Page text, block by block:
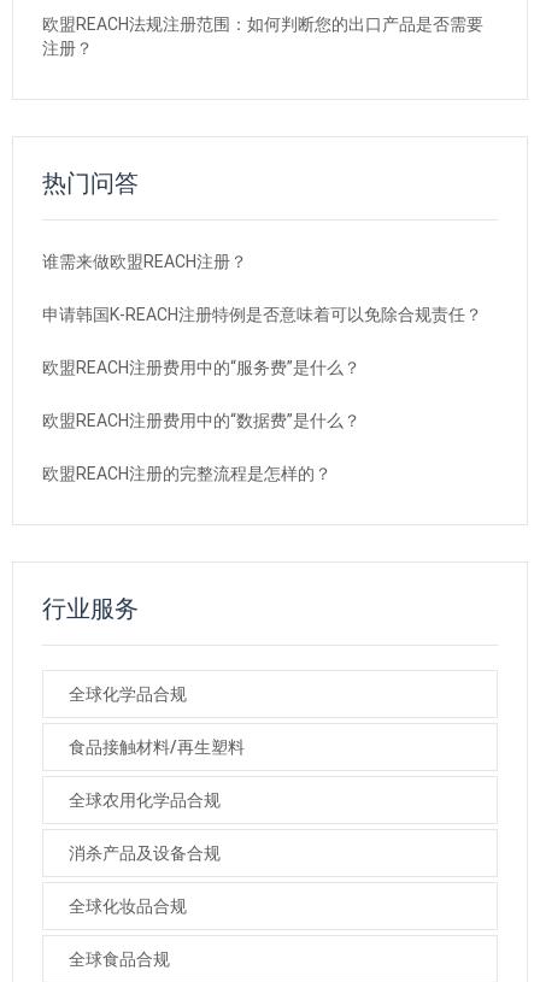
欧盟REACH法规注册范围：如何判断您的出口产品是否需要
注册？
热门问答
谁需来做欧盟REACH注册？
申请韩国K-REACH注册特例是否意味着可以免除合规责任？
欧盟REACH注册费用中的“服务费”是什么？
欧盟REACH注册费用中的“数据费”是什么？
欧盟REACH注册的完整流程是怎样的？
行业服务
全球化学品合规
食品接触材料/再生塑料
全球农用化学品合规
消杀产品及设备合规
全球化妆品合规
全球食品合规